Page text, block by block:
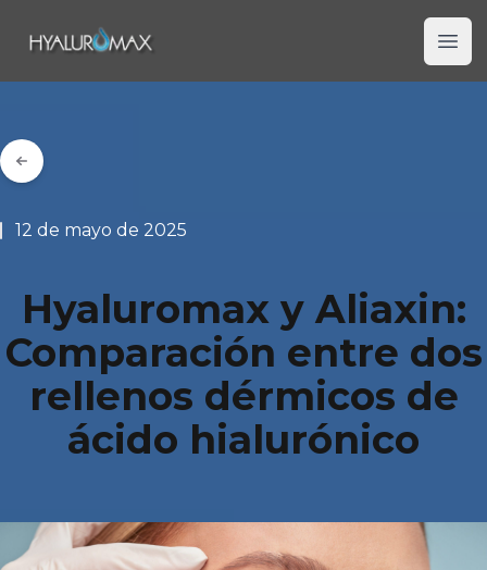
Hyaluromax
12 de mayo de 2025
Hyaluromax y Aliaxin:
Comparación entre dos
rellenos dérmicos de
ácido hialurónico